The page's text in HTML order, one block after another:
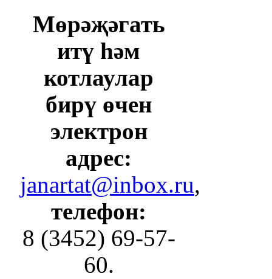
Мөрәҗәгать
итү һәм
котлаулар
бирү өчен
электрон
адрес:
janartat@inbox.ru,
телефон:
8 (3452) 69-57-
60.